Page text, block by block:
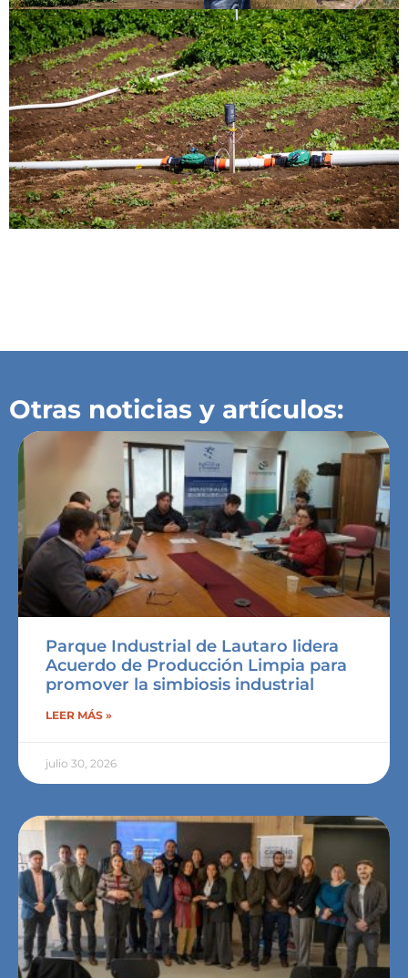
Otras noticias y artículos:
Parque Industrial de Lautaro lidera
Acuerdo de Producción Limpia para
promover la simbiosis industrial
LEER MÁS »
julio 30, 2026